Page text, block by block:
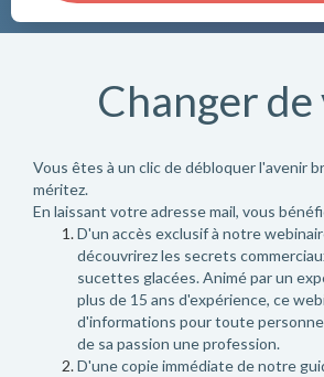
Changer de
Vous êtes à un clic de débloquer l'avenir
méritez.
En laissant votre adresse mail, vous
D'un accès exclusif à notre
découvrirez les secrets
sucettes glacées. Animé par un
plus de 15 ans d'expérience, ce
d'informations pour toute
de sa passion une profession.
D'une copie immédiate de notre